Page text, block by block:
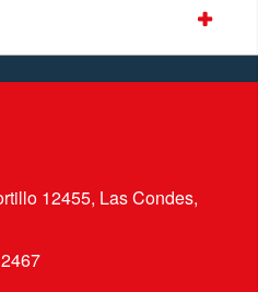
12455, Las Condes,